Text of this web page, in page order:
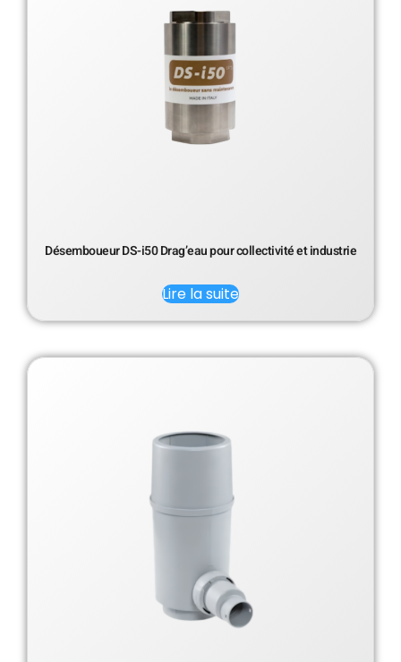
Désemboueur DS-i50 Drag’eau pour collectivité et industrie
Lire la suite